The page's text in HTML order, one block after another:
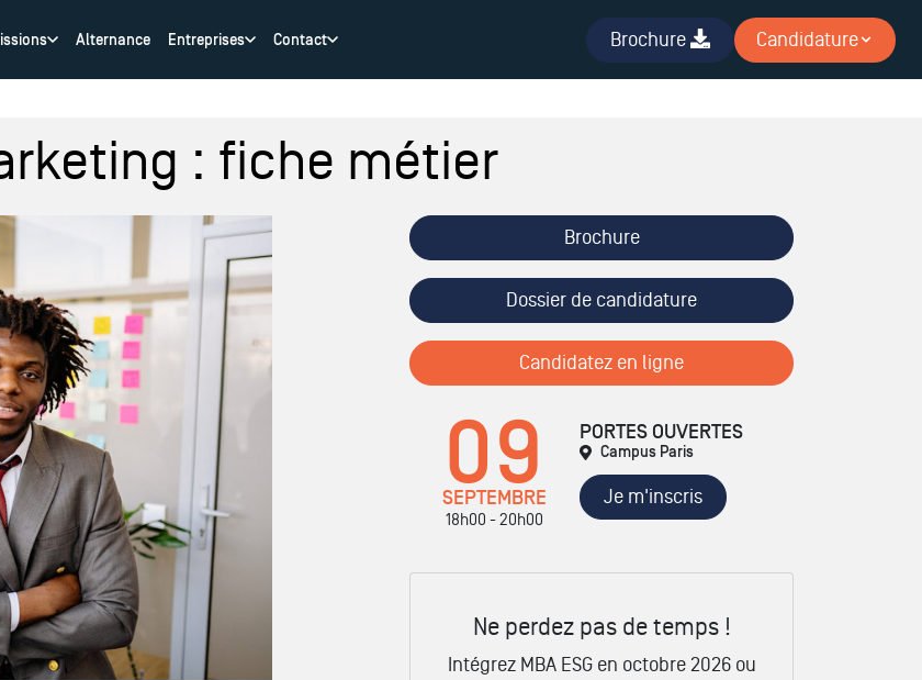
: fiche métier
Brochure
Dossier de candidature
Candidatez en ligne
09
SEPTEMBRE
18h00 - 20h00
PORTES OUVERTES
Campus Paris
Je m'inscris
Ne perdez pas de temps !
Intégrez MBA ESG en octobre 2026 ou
Alternance Entreprises Contact Brochure Candidature